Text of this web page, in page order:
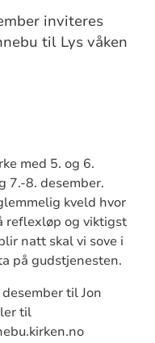
inviteres
til Lys våken
med 5. og 6.
7.-8. desember.
kveld hvor
reflexløp og viktigst
natt skal vi sove i
på gudstjenesten.
til Jon
til